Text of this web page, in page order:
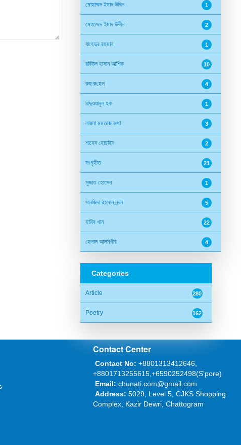
মোহাম্মদ ইমাদ উদ্দিন 1
মোহাম্মদ ইমাদ উদ্দীন 2
যাহেদুর রহমান 1
রবিউল হাসান আশিক 10
রুহু রু‌হেল 4
রিদুওয়ানুল হক 1
লায়লা মমতাজ রুপা 3
শাহেদ হোছাইন 2
সংগৃহীত 21
সুজাত হোসেন 1
সানজিদা রহমান নন্দন 5
হাবিব খান 22
হেলাল আলমগীর 4
Categories
Article 280
Poetry 162
Contact Center
Contact No: +8801313412646,
+8801713255615,+6590252498(S'pore)
Email: chunati.com@gmail.com
Address: 5029, Level 5, CJKS Shopping
Complex, Kazir Dewri, Chattogram